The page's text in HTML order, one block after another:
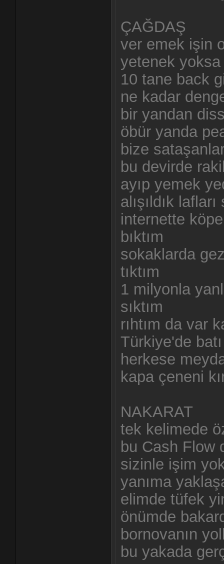
ÇAĞDAŞ
ver emek işin
yetenek
10 tane back
ne kadar
bir yandan
öbür yanda
bize
bu devirde
ayıp yemek
alışıldık
internette
bıktım
sokaklarda
tıktım
1 milyonla
sıktım
rıhtım da var
Türkiye'de
herkese
kapa çeneni
NAKARAT
tek kelimede
bu Cash Flow
sizinle işim
yanıma
elimde tüfek
önümde
bornovanın
bu yakada